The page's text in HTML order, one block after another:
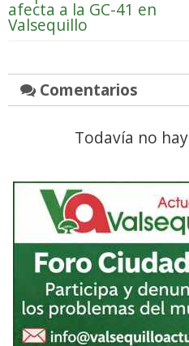
afecta a la GC-41 en
Valsequillo
Comentarios
Todavía no